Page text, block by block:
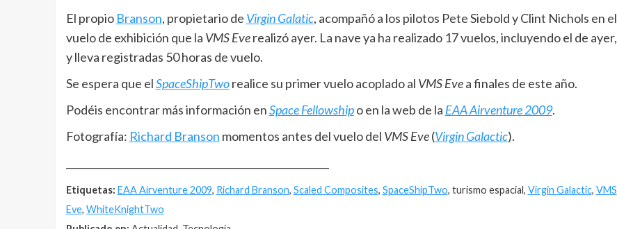
El propio Branson, propietario de Virgin Galatic, acompañó a los pilotos Pete Siebold y Clint Nichols en el
vuelo de exhibición que la VMS Everealizó ayer. La nave ya ha realizado 17 vuelos, incluyendo el de ayer,
y lleva registradas 50 horas de vuelo.
Se espera que elSpaceShipTworealice su primer vuelo acoplado al VMS Evea finales de este año.
Podéis encontrar más información enSpace Fellowshipo en la web de la EAA Airventure 2009.
Fotografía: Richard Branson momentos antes del vuelo del VMS Eve(Virgin Galactic).
Etiquetas: EAA Airventure 2009, Richard Branson, Scaled Composites, SpaceShipTwo, turismo espacial, Virgin Galactic, VMS
Eve, WhiteKnightTwo